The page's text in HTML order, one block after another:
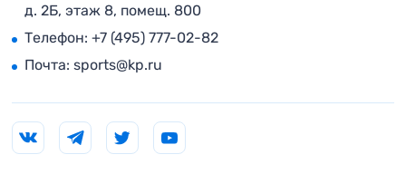
д. 2Б, этаж 8, помещ. 800
Телефон: +7 (495) 777-02-82
Почта: sports@kp.ru